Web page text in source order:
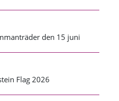
den 15 juni
Flag 2026